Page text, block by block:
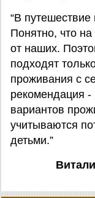
“В
Понятно, что
от наших.
подходят
проживания с
рекомендация
вариантов
учитываются
детьми.”